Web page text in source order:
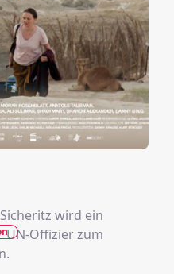
wird ein
Offizier zum